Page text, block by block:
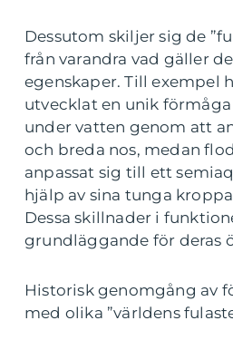
Dessutom skiljer sig de
från varandra vad gäller
egenskaper. Till exempel
utvecklat en unik
under vatten genom att
och breda nos, medan
anpassat sig till ett
hjälp av sina tunga
Dessa skillnader i
grundläggande för deras
Historisk genomgång av
med olika ”världens